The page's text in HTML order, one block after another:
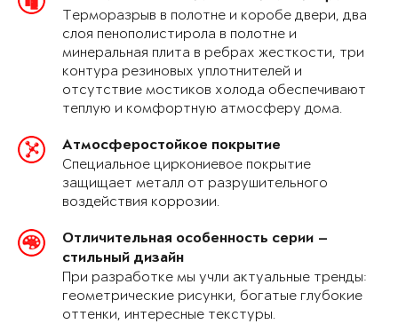
Терморазрыв в полотне и коробе двери, два
слоя пенополистирола в полотне и
минеральная плита в ребрах жесткости, три
контура резиновых уплотнителей и
отсутствие мостиков холода обеспечивают
теплую и комфортную атмосферу дома.
Атмосферостойкое покрытие
Специальное циркониевое покрытие
защищает металл от разрушительного
воздействия коррозии.
Отличительная особенность серии —
стильный дизайн
При разработке мы учли актуальные тренды:
геометрические рисунки, богатые глубокие
оттенки, интересные текстуры.